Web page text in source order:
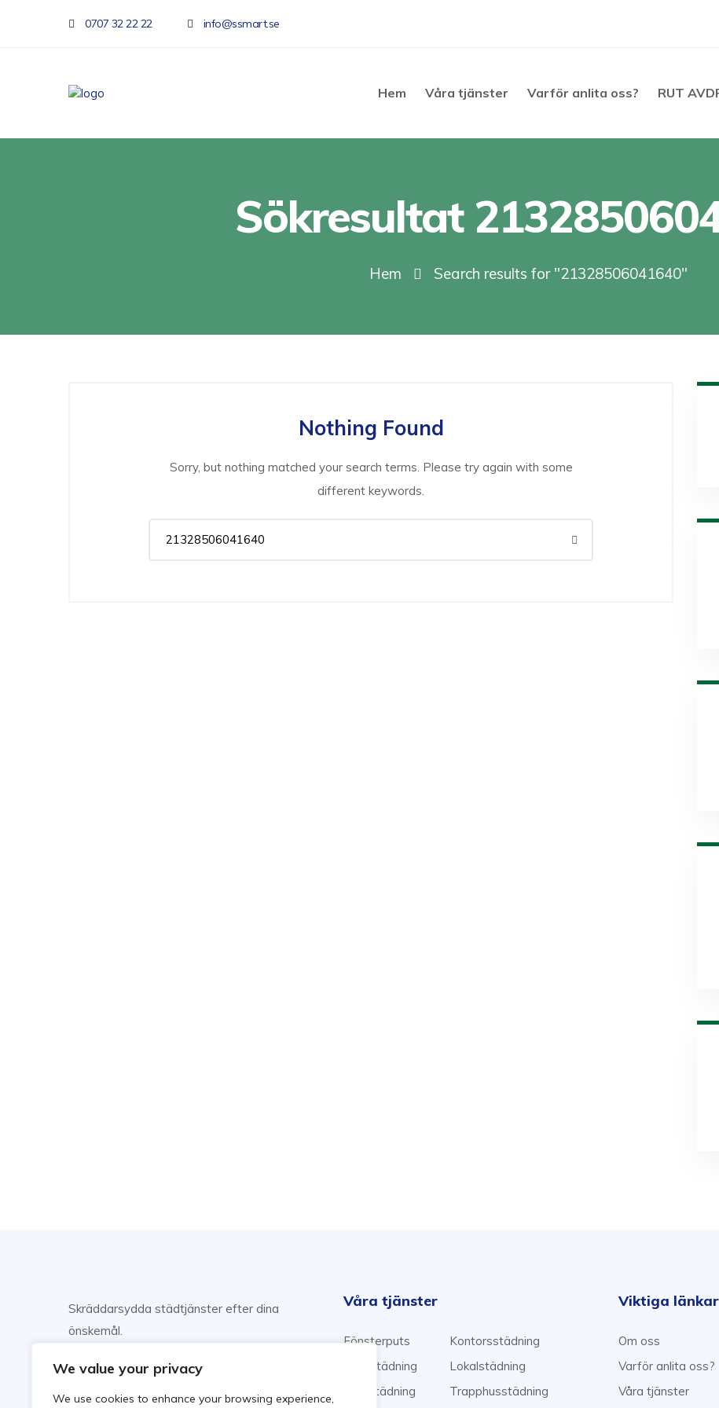
We value your privacy
We use cookies to enhance your browsing experience,
0707 32 22 22 info@ssmart.se
Hem Våra tjänster Varför anlita oss? RUT
Sökresultat
Hem Search results for "21328506041640"
Nothing Found
Sorry, but nothing matched your search terms. Please try again with some
different keywords.
Skräddarsydda städtjänster efter dina
önskemål.
Njut av din fritid, vi sköter städning!
Våra tjänster
Fönsterputs
Hemstädning
Flyttstädning
Kontorsstädning
Lokalstädning
Trapphusstädning
Viktiga länkar
Om oss
Varför anlita oss?
Våra tjänster